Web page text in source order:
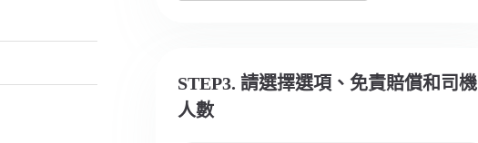
STEP3. 請選擇選項、免責賠償和司機
人數